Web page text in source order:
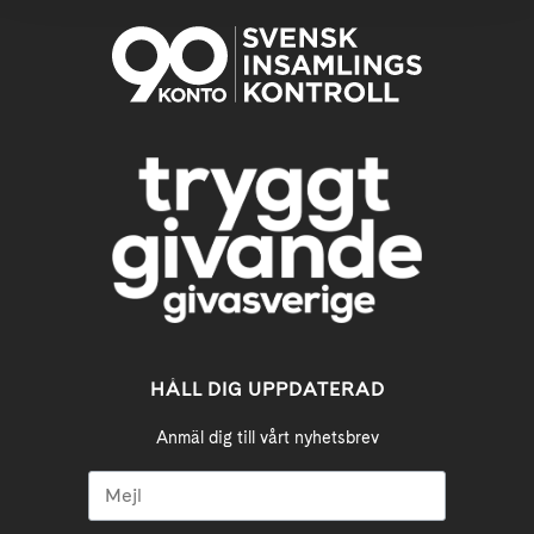
HÅLL DIG UPPDATERAD
Anmäl dig till vårt nyhetsbrev